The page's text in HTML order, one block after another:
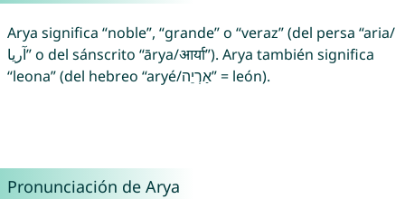
Arya significa “noble”, “grande” o “veraz” (del persa “aria/
آریا” o del sánscrito “ārya/आर्या”). Arya también significa
“leona” (del hebreo “aryé/אַרְיֵה” = león).
Pronunciación de Arya